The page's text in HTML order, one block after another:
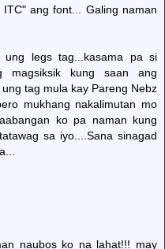
ang font... Galing naman
legs tag...kasama pa si
magsiksik kung saan ang
tag mula kay Pareng Nebz
mukhang nakalimutan mo
ko pa naman kung
sa iyo....Sana sinagad
naubos ko na lahat!!! may